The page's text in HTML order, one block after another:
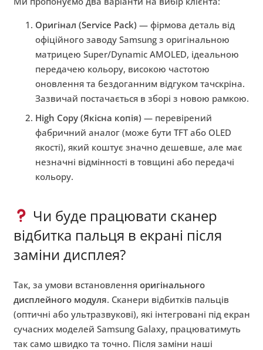
Оригінал (Service Pack) — фірмова деталь від
офіційного заводу Samsung з оригінальною
матрицею Super/Dynamic AMOLED, ідеальною
передачею кольору, високою частотою
оновлення та бездоганним відгуком тачскріна.
Зазвичай постачається в зборі з новою рамкою.
High Copy (Якісна копія) — перевірений
фабричний аналог (може бути TFT або OLED
якості), який коштує значно дешевше, але має
незначні відмінності в товщині або передачі
кольору.
Чи буде працювати сканер
відбитка пальця в екрані після
заміни дисплея?
Так, за умови встановлення оригінального
дисплейного модуля. Сканери відбитків пальців
(оптичні або ультразвукові), які інтегровані під екран
сучасних моделей Samsung Galaxy, працюватимуть
так само швидко та точно. Після заміни наші